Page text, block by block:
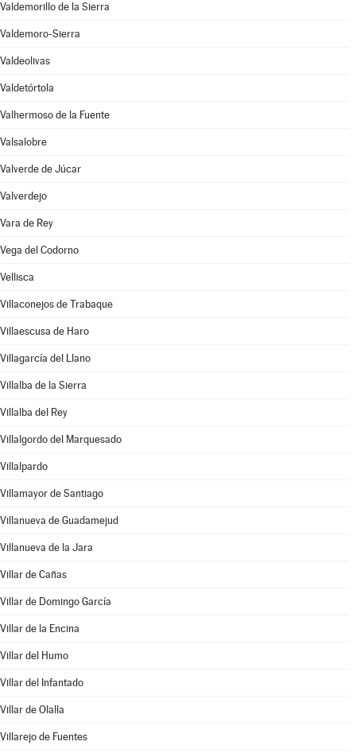
Valdemorillo de la Sierra
Valdemoro-Sierra
Valdeolivas
Valdetórtola
Valhermoso de la Fuente
Valsalobre
Valverde de Júcar
Valverdejo
Vara de Rey
Vega del Codorno
Vellisca
Villaconejos de Trabaque
Villaescusa de Haro
Villagarcía del Llano
Villalba de la Sierra
Villalba del Rey
Villalgordo del Marquesado
Villalpardo
Villamayor de Santiago
Villanueva de Guadamejud
Villanueva de la Jara
Villar de Cañas
Villar de Domingo García
Villar de la Encina
Villar del Humo
Villar del Infantado
Villar de Olalla
Villarejo de Fuentes